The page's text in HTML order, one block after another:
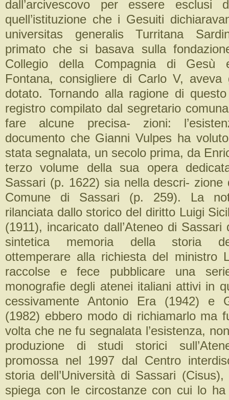
dall’arcivescovo per essere esclusi
quell’istituzione che i Gesuiti
universitas generalis Turritana
primato che si basava sulla
Collegio della Compagnia di Gesù
Fontana, consigliere di Carlo V, aveva
dotato. Tornando alla ragione di
registro compilato dal segretario
fare alcune precisa- zioni:
documento che Gianni Vulpes ha
stata segnalata, un secolo prima, da
terzo volume della sua opera
Sassari (p. 1622) sia nella descri- zione
Comune di Sassari (p. 259). La
rilanciata dallo storico del diritto Luigi
(1911), incaricato dall’Ateneo di
sintetica memoria della storia
ottemperare alla richiesta del ministro
raccolse e fece pubblicare una
monografie degli atenei italiani attivi in
cessivamente Antonio Era (1942) e
(1982) ebbero modo di richiamarlo ma
volta che ne fu segnalata l’esistenza,
produzione di studi storici
promossa nel 1997 dal Centro
storia dell’Università di Sassari
spiega con le circostanze con cui lo ha